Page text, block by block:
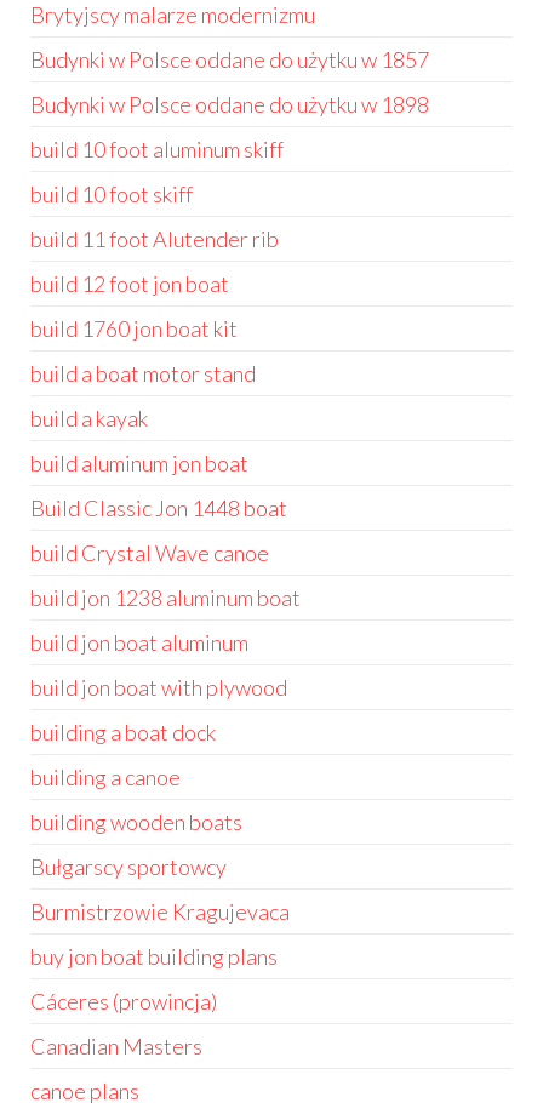
Brytyjscy malarze modernizmu
Budynki w Polsce oddane do użytku w 1857
Budynki w Polsce oddane do użytku w 1898
build 10 foot aluminum skiff
build 10 foot skiff
build 11 foot Alutender rib
build 12 foot jon boat
build 1760 jon boat kit
build a boat motor stand
build a kayak
build aluminum jon boat
Build Classic Jon 1448 boat
build Crystal Wave canoe
build jon 1238 aluminum boat
build jon boat aluminum
build jon boat with plywood
building a boat dock
building a canoe
building wooden boats
Bułgarscy sportowcy
Burmistrzowie Kragujevaca
buy jon boat building plans
Cáceres (prowincja)
Canadian Masters
canoe plans